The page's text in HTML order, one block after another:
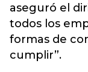
aseguró el
todos los
formas de
cumplir”.